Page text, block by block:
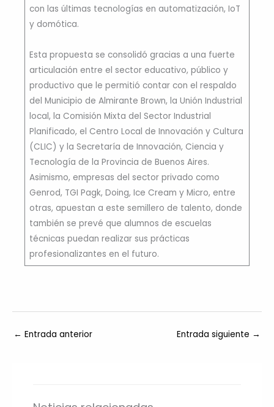
con las últimas tecnologías en automatización, IoT
y domótica.
Esta propuesta se consolidó gracias a una fuerte
articulación entre el sector educativo, público y
productivo que le permitió contar con el respaldo
del Municipio de Almirante Brown, la Unión Industrial
local, la Comisión Mixta del Sector Industrial
Planificado, el Centro Local de Innovación y Cultura
(CLIC) y la Secretaría de Innovación, Ciencia y
Tecnología de la Provincia de Buenos Aires.
Asimismo, empresas del sector privado como
Genrod, TGI Pagk, Doing, Ice Cream y Micro, entre
otras, apuestan a este semillero de talento, donde
también se prevé que alumnos de escuelas
técnicas puedan realizar sus prácticas
profesionalizantes en el futuro.
← Entrada anterior Entrada siguiente →